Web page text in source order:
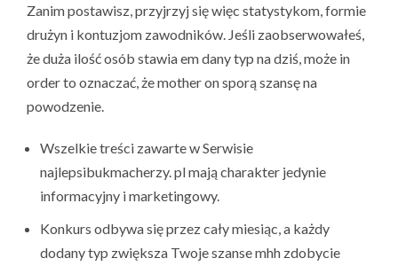
Zanim postawisz, przyjrzyj się więc statystykom, formie
drużyn i kontuzjom zawodników. Jeśli zaobserwowałeś,
że duża ilość osób stawia em dany typ na dziś, może in
order to oznaczać, że mother on sporą szansę na
powodzenie.
Wszelkie treści zawarte w Serwisie
najlepsibukmacherzy. pl mają charakter jedynie
informacyjny i marketingowy.
Konkurs odbywa się przez cały miesiąc, a każdy
dodany typ zwiększa Twoje szanse mhh zdobycie